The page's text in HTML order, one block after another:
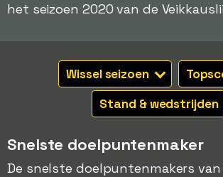
het seizoen 2020 van de
Wissel seizoen
Stand & wedstrijden
Snelste doelpuntenmaker
De snelste doelpuntenmakers